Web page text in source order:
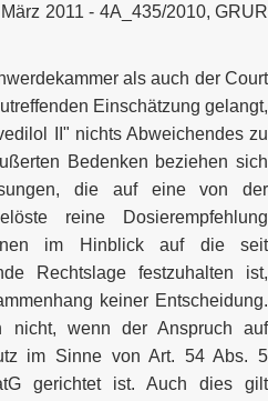
2011 - 4A_435/2010, GRUR
als auch der Court
Einschätzung gelangt,
II" nichts Abweichendes zu
Bedenken beziehen sich
die auf eine von der
reine Dosierempfehlung
im Hinblick auf die seit
Rechtslage festzuhalten ist,
keiner Entscheidung.
nicht, wenn der Anspruch auf
im Sinne von Art. 54 Abs. 5
gerichtet ist. Auch dies gilt